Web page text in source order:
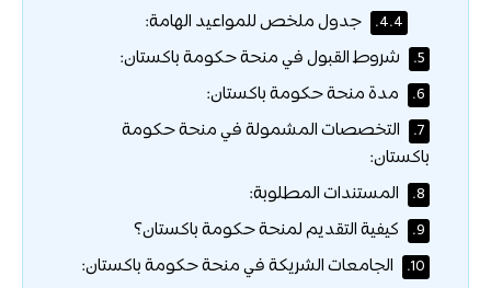
4.4. جدول ملخص للمواعيد الهامة:
5. شروط القبول في منحة حكومة باكستان:
6. مدة منحة حكومة باكستان:
7.
التخصصات المشمولة في منحة حكومة
باكستان:
8. المستندات المطلوبة:
9. كيفية التقديم لمنحة حكومة باكستان؟
10. الجامعات الشريكة في منحة حكومة باكستان: